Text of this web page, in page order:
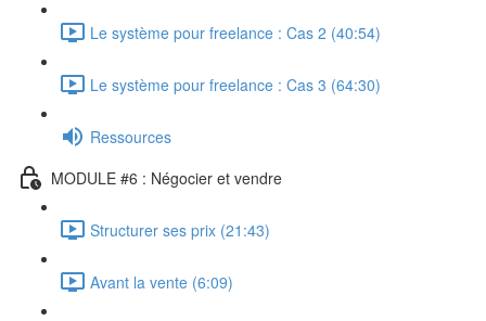
Le système pour freelance : Cas 2 (40:54)
Le système pour freelance : Cas 3 (64:30)
Ressources
MODULE #6 : Négocier et vendre
Structurer ses prix (21:43)
Avant la vente (6:09)